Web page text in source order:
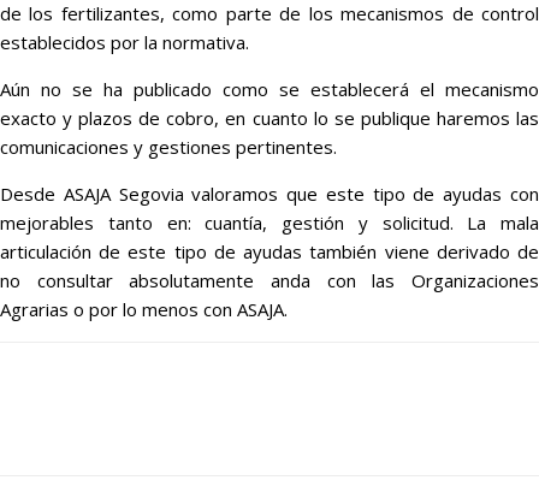
de los fertilizantes, como parte de los mecanismos de control
establecidos por la normativa.
Aún no se ha publicado como se establecerá el mecanismo
exacto y plazos de cobro, en cuanto lo se publique haremos las
comunicaciones y gestiones pertinentes.
Desde ASAJA Segovia valoramos que este tipo de ayudas con
mejorables tanto en: cuantía, gestión y solicitud. La mala
articulación de este tipo de ayudas también viene derivado de
no consultar absolutamente anda con las Organizaciones
Agrarias o por lo menos con ASAJA.